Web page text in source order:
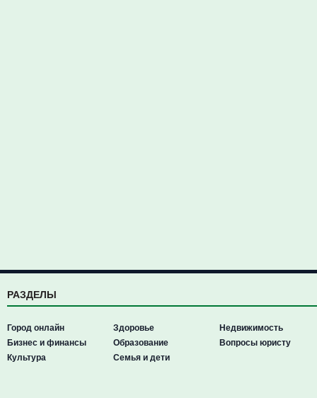
РАЗДЕЛЫ
Город онлайн
Бизнес и финансы
Культура
Здоровье
Образование
Семья и дети
Недвижимость
Вопросы юристу